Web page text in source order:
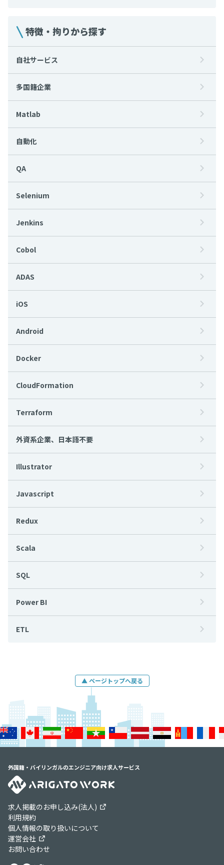
特徴・拘りから探す
自社サービス
多国籍企業
Matlab
自動化
QA
Selenium
Jenkins
Cobol
ADAS
iOS
Android
Docker
CloudFormation
Terraform
外資系企業、日本語不要
Illustrator
Javascript
Redux
Scala
SQL
Power BI
ETL
▲ ページトップへ戻る
外国籍・バイリンガルのエンジニア向け求人サービス
求人掲載のお申し込み(法人)
利用規約
個人情報の取り扱いについて
運営会社
お問い合わせ